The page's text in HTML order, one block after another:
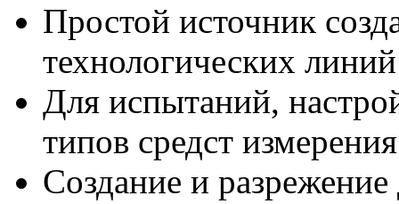
Простой источник
технологических
Для испытаний,
типов средст
Создание и